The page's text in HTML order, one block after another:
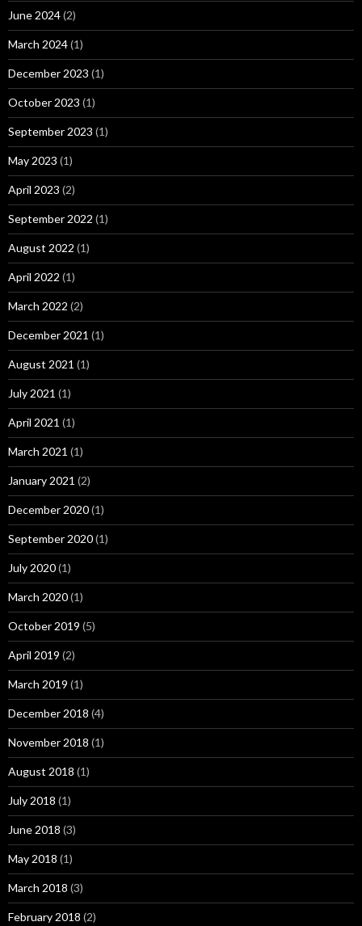
June 2024(2)
March 2024(1)
December 2023 (1)
October 2023 (1)
September 2023 (1)
May 2023 (1)
April 2023 (2)
September 2022 (1)
August 2022 (1)
April 2022 (1)
March 2022 (2)
December 2021 (1)
August 2021 (1)
July 2021 (1)
April 2021 (1)
March 2021 (1)
January 2021 (2)
December 2020(1)
September 2020(1)
July 2020(1)
March 2020(1)
October 2019 (5)
April 2019 (2)
March 2019 (1)
December 2018 (4)
November 2018 (1)
August 2018 (1)
July 2018 (1)
June 2018 (3)
May 2018 (1)
March 2018 (3)
February 2018 (2)